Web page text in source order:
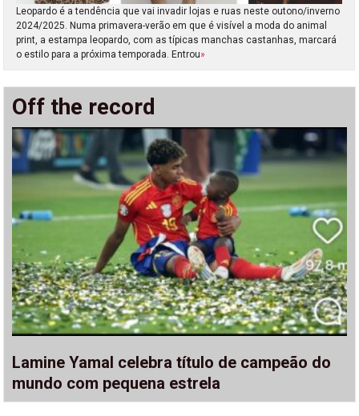
Leopardo é a tendência que vai invadir lojas e ruas neste outono/inverno
2024/2025. Numa primavera-verão em que é visível a moda do animal
print, a estampa leopardo, com as típicas manchas castanhas, marcará
o estilo para a próxima temporada. Entrou»
Off the record
Lamine Yamal celebra título de campeão do
mundo com pequena estrela